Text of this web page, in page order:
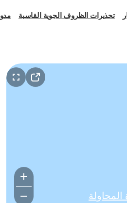
المحاولة
تحذيرات الظروف الجوية القاسية